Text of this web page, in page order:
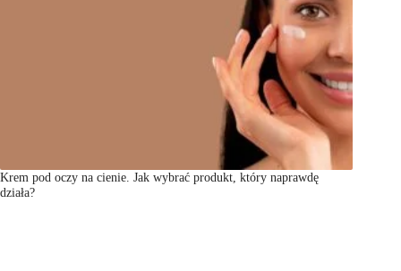
Krem pod oczy na cienie. Jak wybrać produkt, który naprawdę
działa?